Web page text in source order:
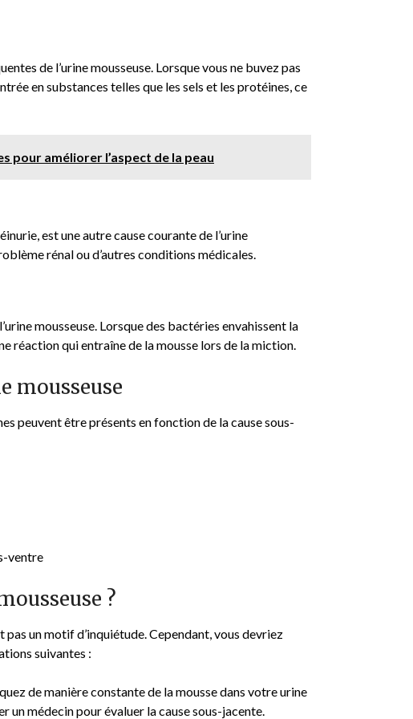
de l’urine mousseuse. Lorsque vous ne buvez pas
en substances telles que les sels et les protéines, ce
pour améliorer l’aspect de la peau
est une autre cause courante de l’urine
rénal ou d’autres conditions médicales.
mousseuse. Lorsque des bactéries envahissent la
réaction qui entraîne de la mousse lors de la miction.
mousseuse
peuvent être présents en fonction de la cause sous-
ventre
?
pas un motif d’inquiétude. Cependant, vous devriez
suivantes :
de manière constante de la mousse dans votre urine
un médecin pour évaluer la cause sous-jacente.